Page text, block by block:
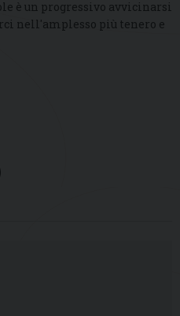
è un progressivo avvicinarsi
nell'amplesso più tenero e